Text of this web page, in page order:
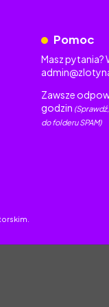
Pomoc
Masz pytania?
Zawsze
godzin
do folderu SPAM)